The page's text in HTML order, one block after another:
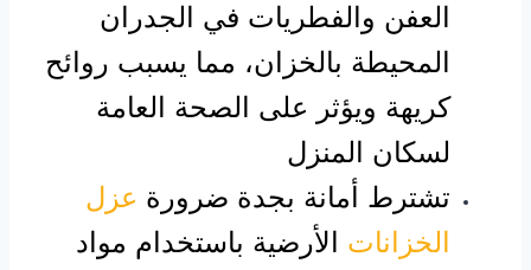
العفن والفطريات في الجدران
المحيطة بالخزان، مما يسبب روائح
كريهة ويؤثر على الصحة العامة
لسكان المنزل
تشترط أمانة بجدة ضرورة عزل
الخزانات الأرضية باستخدام مواد